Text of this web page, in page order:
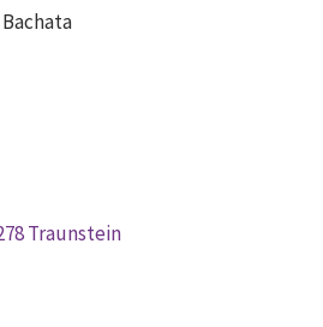
Traunstein